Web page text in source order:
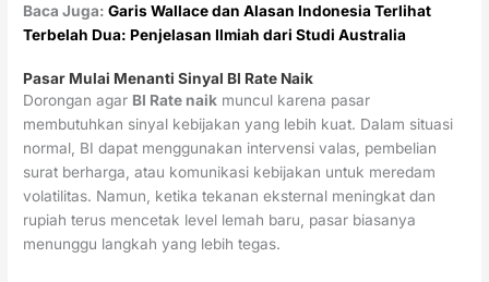
Baca Juga:Garis Wallace dan Alasan Indonesia Terlihat
Terbelah Dua: Penjelasan Ilmiah dari Studi Australia
Pasar Mulai Menanti Sinyal BI Rate Naik
Dorongan agar BI Rate naik muncul karena pasar
membutuhkan sinyal kebijakan yang lebih kuat. Dalam situasi
normal, BI dapat menggunakan intervensi valas, pembelian
surat berharga, atau komunikasi kebijakan untuk meredam
volatilitas. Namun, ketika tekanan eksternal meningkat dan
rupiah terus mencetak level lemah baru, pasar biasanya
menunggu langkah yang lebih tegas.